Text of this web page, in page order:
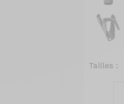
Tailles :